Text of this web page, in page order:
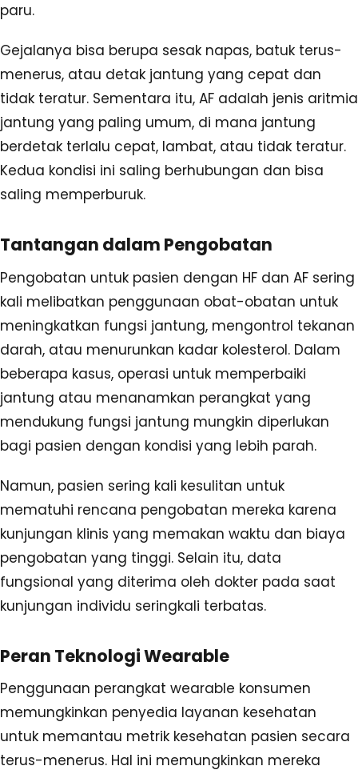
paru.
Gejalanya bisa berupa sesak napas, batuk terus-
menerus, atau detak jantung yang cepat dan
tidak teratur. Sementara itu, AF adalah jenis aritmia
jantung yang paling umum, di mana jantung
berdetak terlalu cepat, lambat, atau tidak teratur.
Kedua kondisi ini saling berhubungan dan bisa
saling memperburuk.
Tantangan dalam Pengobatan
Pengobatan untuk pasien dengan HF dan AF sering
kali melibatkan penggunaan obat-obatan untuk
meningkatkan fungsi jantung, mengontrol tekanan
darah, atau menurunkan kadar kolesterol. Dalam
beberapa kasus, operasi untuk memperbaiki
jantung atau menanamkan perangkat yang
mendukung fungsi jantung mungkin diperlukan
bagi pasien dengan kondisi yang lebih parah.
Namun, pasien sering kali kesulitan untuk
mematuhi rencana pengobatan mereka karena
kunjungan klinis yang memakan waktu dan biaya
pengobatan yang tinggi. Selain itu, data
fungsional yang diterima oleh dokter pada saat
kunjungan individu seringkali terbatas.
Peran Teknologi Wearable
Penggunaan perangkat wearable konsumen
memungkinkan penyedia layanan kesehatan
untuk memantau metrik kesehatan pasien secara
terus-menerus. Hal ini memungkinkan mereka